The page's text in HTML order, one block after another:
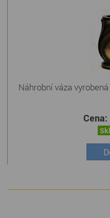
Náhrobní váza
Cena: